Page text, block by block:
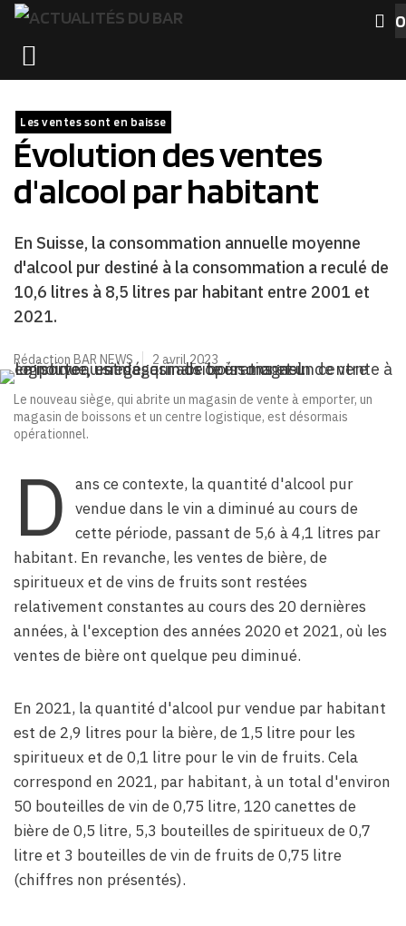
Aller
contenu
0
Les ventes sont en baisse
Évolution des ventes
d'alcool par habitant
En Suisse, la consommation annuelle moyenne
d'alcool pur destiné à la consommation a reculé de
10,6 litres à 8,5 litres par habitant entre 2001 et
2021.
Rédaction BAR NEWS 2 avril 2023
Le nouveau siège, qui abrite un magasin de vente à emporter, un
magasin de boissons et un centre logistique, est désormais
opérationnel.
D
ans ce contexte, la quantité d'alcool pur
vendue dans le vin a diminué au cours de
cette période, passant de 5,6 à 4,1 litres par
habitant. En revanche, les ventes de bière, de
spiritueux et de vins de fruits sont restées
relativement constantes au cours des 20 dernières
années, à l'exception des années 2020 et 2021, où les
ventes de bière ont quelque peu diminué.
En 2021, la quantité d'alcool pur vendue par habitant
est de 2,9 litres pour la bière, de 1,5 litre pour les
spiritueux et de 0,1 litre pour le vin de fruits. Cela
correspond en 2021, par habitant, à un total d'environ
50 bouteilles de vin de 0,75 litre, 120 canettes de
bière de 0,5 litre, 5,3 bouteilles de spiritueux de 0,7
litre et 3 bouteilles de vin de fruits de 0,75 litre
(chiffres non présentés).